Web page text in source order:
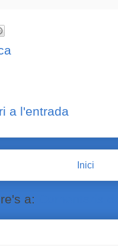
a l'entrada
Inici
a: